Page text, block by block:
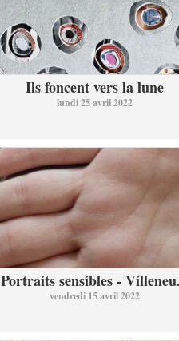
Ils foncent vers la lune
lundi 25 avril 2022
Portraits sensibles -
vendredi 15 avril 2022